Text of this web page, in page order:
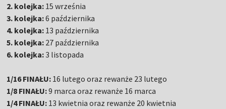
2. kolejka: 15 września
3. kolejka:6 października
4. kolejka: 13 października
5. kolejka: 27 października
6. kolejka:3 listopada
1/16 FINAŁU: 16 lutego oraz rewanże 23 lutego
1/8 FINAŁU:9 marca oraz rewanże 16 marca
1/4 FINAŁU: 13 kwietnia oraz rewanże 20 kwietnia